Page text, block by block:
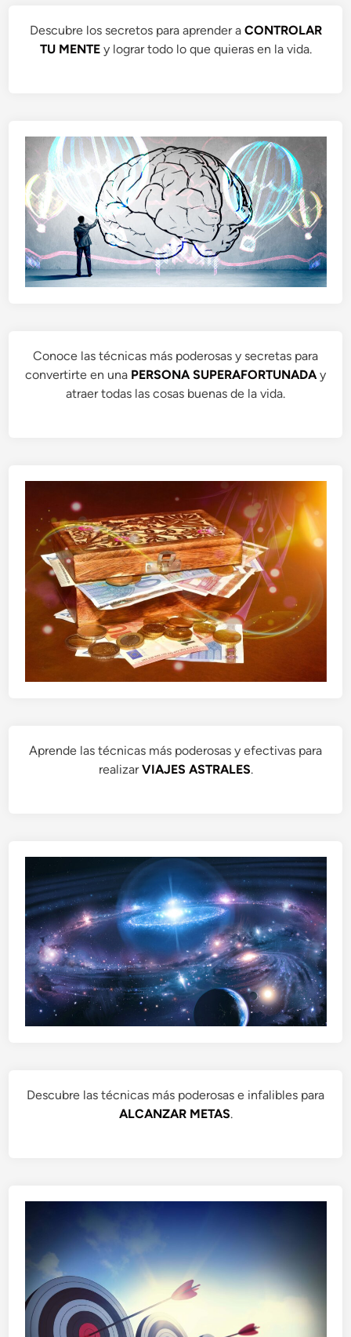
Descubre los secretos para aprender a CONTROLAR
TU MENTEy lograr todo lo que quieras en la vida.
Conoce las técnicas más poderosas y secretas para
convertirte en una PERSONA SUPERAFORTUNADA y
atraer todas las cosas buenas de la vida.
Aprende las técnicas más poderosas y efectivas para
realizarVIAJES ASTRALES.
Descubre las técnicas más poderosas e infalibles para
ALCANZAR METAS.